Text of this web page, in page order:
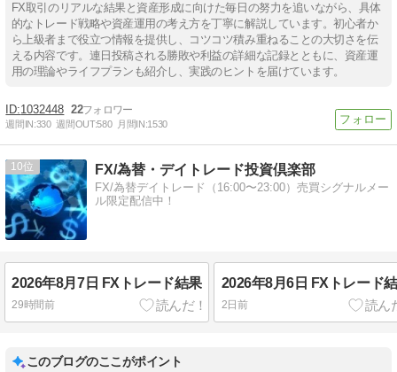
FX取引のリアルな結果と資産形成に向けた毎日の努力を追いながら、具体
的なトレード戦略や資産運用の考え方を丁寧に解説しています。初心者か
ら上級者まで役立つ情報を提供し、コツコツ積み重ねることの大切さを伝
える内容です。連日投稿される勝敗や利益の詳細な記録とともに、資産運
用の理論やライフプランも紹介し、実践のヒントを届けています。
1032448 22
週間IN:330 週間OUT:580 月間IN:1530
10 FX/為替・デイトレード投資倶楽部
FX/為替デイトレード（16:00〜23:00）売買シグナルメー
ル限定配信中！
2026年8月7日 FXトレード結果
29時間前
2026年8月6日 FXトレード
2日前
このブログのここがポイント